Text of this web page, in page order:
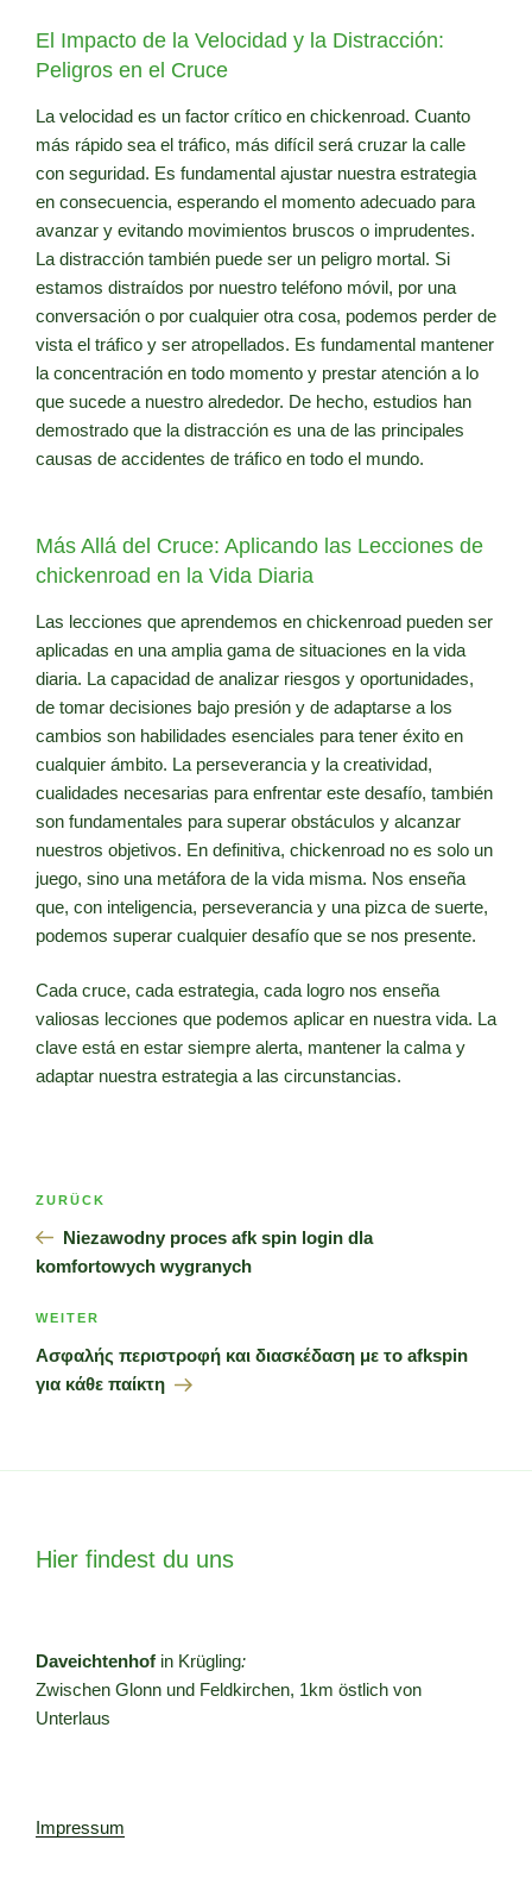
El Impacto de la Velocidad y la Distracción:
Peligros en el Cruce
La velocidad es un factor crítico en chickenroad. Cuanto
más rápido sea el tráfico, más difícil será cruzar la calle
con seguridad. Es fundamental ajustar nuestra estrategia
en consecuencia, esperando el momento adecuado para
avanzar y evitando movimientos bruscos o imprudentes.
La distracción también puede ser un peligro mortal. Si
estamos distraídos por nuestro teléfono móvil, por una
conversación o por cualquier otra cosa, podemos perder de
vista el tráfico y ser atropellados. Es fundamental mantener
la concentración en todo momento y prestar atención a lo
que sucede a nuestro alrededor. De hecho, estudios han
demostrado que la distracción es una de las principales
causas de accidentes de tráfico en todo el mundo.
Más Allá del Cruce: Aplicando las Lecciones de
chickenroad en la Vida Diaria
Las lecciones que aprendemos en chickenroad pueden ser
aplicadas en una amplia gama de situaciones en la vida
diaria. La capacidad de analizar riesgos y oportunidades,
de tomar decisiones bajo presión y de adaptarse a los
cambios son habilidades esenciales para tener éxito en
cualquier ámbito. La perseverancia y la creatividad,
cualidades necesarias para enfrentar este desafío, también
son fundamentales para superar obstáculos y alcanzar
nuestros objetivos. En definitiva, chickenroad no es solo un
juego, sino una metáfora de la vida misma. Nos enseña
que, con inteligencia, perseverancia y una pizca de suerte,
podemos superar cualquier desafío que se nos presente.
Cada cruce, cada estrategia, cada logro nos enseña
valiosas lecciones que podemos aplicar en nuestra vida. La
clave está en estar siempre alerta, mantener la calma y
adaptar nuestra estrategia a las circunstancias.
Beitragsnavigation
Vorheriger
Beitrag
ZURÜCK
Niezawodny proces afk spin login dla
komfortowych wygranych
Nächster
Beitrag
WEITER
Ασφαλής περιστροφή και διασκέδαση με το afkspin
για κάθε παίκτη
Hier findest du uns
Daveichtenhof in Krügling:
Zwischen Glonn und Feldkirchen, 1km östlich von
Unterlaus
Impressum